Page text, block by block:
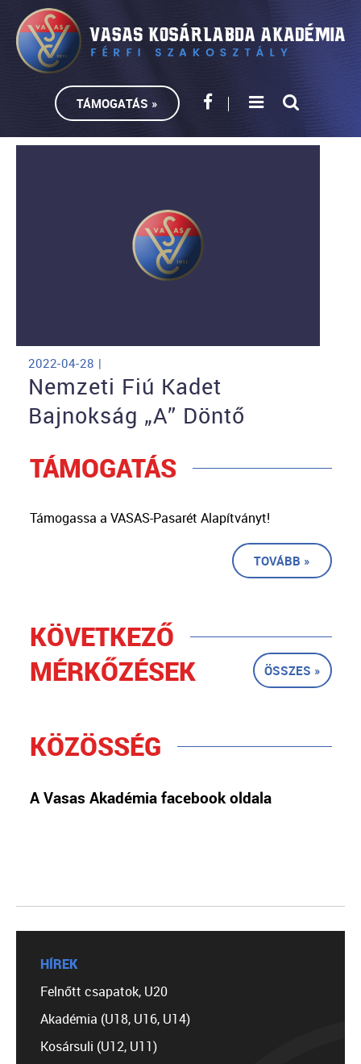
TÁMOGATÁS »
2022-04-28 |
Nemzeti Fiú Kadet
Bajnokság „A” Döntő
TÁMOGATÁS
Támogassa a VASAS-Pasarét Alapítványt!
TOVÁBB »
KÖVETKEZŐ
MÉRKŐZÉSEK
ÖSSZES »
KÖZÖSSÉG
A Vasas Akadémia facebook oldala
HÍREK
Felnőtt csapatok, U20
Akadémia (U18, U16, U14)
Kosársuli (U12, U11)